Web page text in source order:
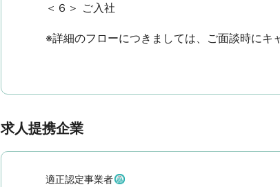
＜６＞ ご入社
※詳細のフローにつきましては、ご面談時にキ
求人提携企業
適正認定事業者